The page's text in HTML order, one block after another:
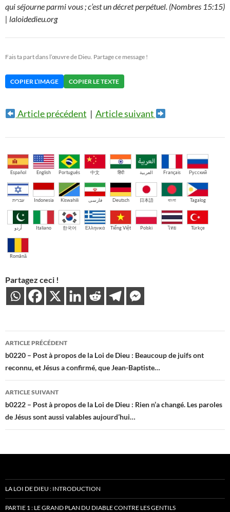
qui séjourne parmi vous ; c’est un décret perpétuel. (Nombres 15:15)
| laloidedieu.org
Fais ta part dans l’œuvre de Dieu. Partage ce message !
COPIER L’IMAGE COPIER LE TEXTE
Article précédent | Article suivant
Español English Português 中文 हिंदी العربية Français Русский
עברית Indonesia Kiswahili فارسی Deutsch 日本語 বাংলা Tagalog
اُردو Italiano 한국어 Ελληνικά Tiếng Việt Polski ไทย Türkçe
Română
Partagez ceci !
Navigation
des
articles
ARTICLE PRÉCÉDENT
b0220 – Post à propos de la Loi de Dieu : Beaucoup de juifs ont
reconnu, et Jésus a confirmé, que Jean-Baptiste…
ARTICLE SUIVANT
b0222 – Post à propos de la Loi de Dieu : Rien n’a changé. Les paroles
de Jésus sont aussi valables aujourd’hui…
LA LOI DE DIEU : INTRODUCTION
PARTIE 1 : LE GRAND PLAN DU DIABLE CONTRE LES GENTILS